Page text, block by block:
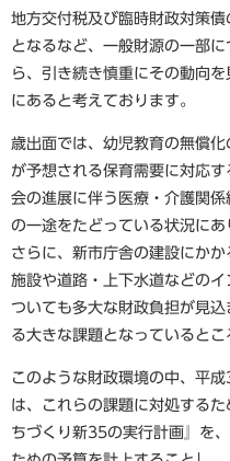
地方交付税及び臨時財政対策
となるなど、一般財源の一部
ら、引き続き慎重にその動向
にあると考えております。
歳出面では、幼児教育の無償
が予想される保育需要に対応
会の進展に伴う医療・介護関
の一途をたどっている状況にあ
さらに、新市庁舎の建設にか
施設や道路・上下水道などの
ついても多大な財政負担が見
る大きな課題となっているとこ
このような財政環境の中、平
は、これらの課題に対処する
ちづくり新35の実行計画』を